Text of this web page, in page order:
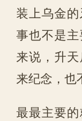
装上乌金
事也不是
来说，升
来纪念，也
最最主要